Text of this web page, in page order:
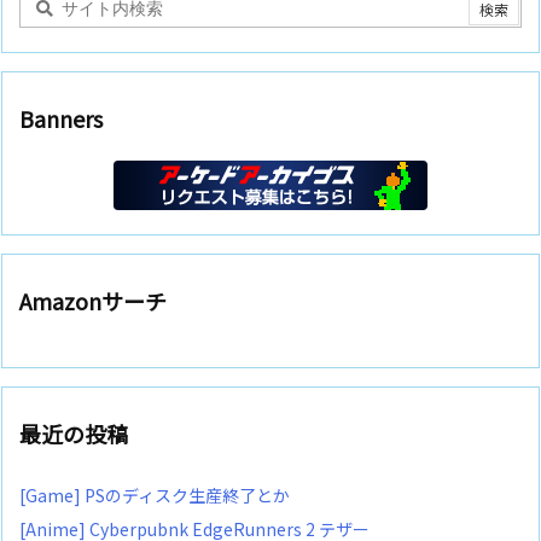
Banners
Amazonサーチ
最近の投稿
[Game] PSのディスク生産終了とか
[Anime] Cyberpubnk EdgeRunners 2 テザー